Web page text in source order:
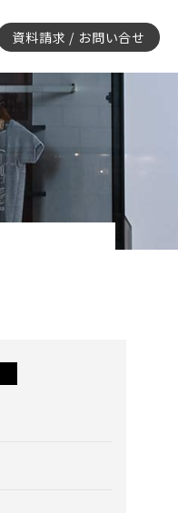
資料請求 / お問い合せ